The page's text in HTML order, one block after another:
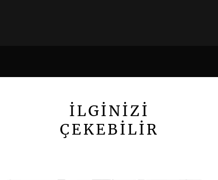
İLGİNİZİ
ÇEKEBİLİR